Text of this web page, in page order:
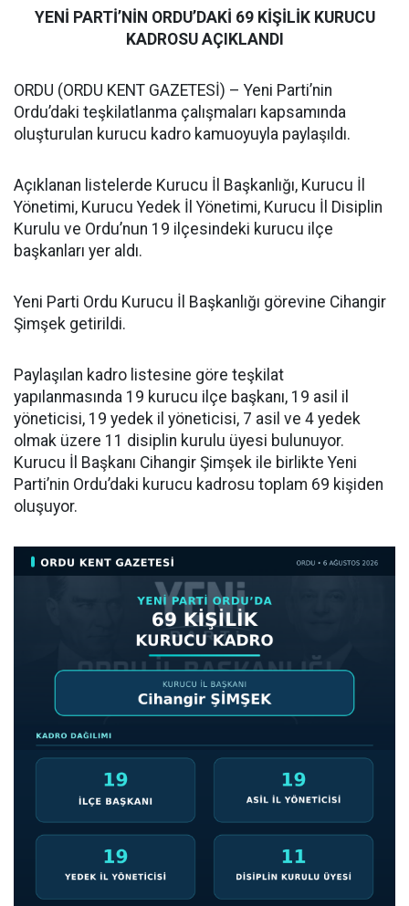
YENİ PARTİ’NİN ORDU’DAKİ 69 KİŞİLİK KURUCU
KADROSU AÇIKLANDI
ORDU (ORDU KENT GAZETESİ) – Yeni Parti’nin
Ordu’daki teşkilatlanma çalışmaları kapsamında
oluşturulan kurucu kadro kamuoyuyla paylaşıldı.
Açıklanan listelerde Kurucu İl Başkanlığı, Kurucu İl
Yönetimi, Kurucu Yedek İl Yönetimi, Kurucu İl Disiplin
Kurulu ve Ordu’nun 19 ilçesindeki kurucu ilçe
başkanları yer aldı.
Yeni Parti Ordu Kurucu İl Başkanlığı görevine Cihangir
Şimşek getirildi.
Paylaşılan kadro listesine göre teşkilat
yapılanmasında 19 kurucu ilçe başkanı, 19 asil il
yöneticisi, 19 yedek il yöneticisi, 7 asil ve 4 yedek
olmak üzere 11 disiplin kurulu üyesi bulunuyor.
Kurucu İl Başkanı Cihangir Şimşek ile birlikte Yeni
Parti’nin Ordu’daki kurucu kadrosu toplam 69 kişiden
oluşuyor.